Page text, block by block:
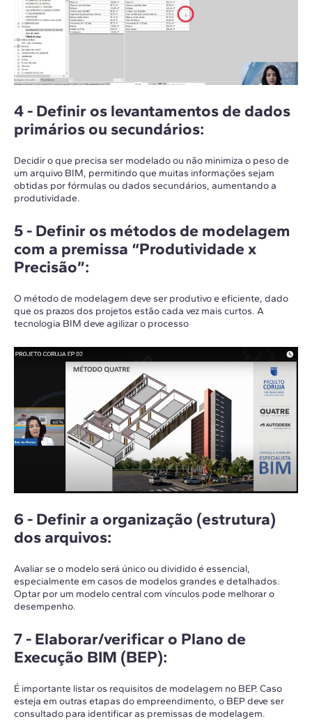
4 - Definir os levantamentos de dados
primários ou secundários:
Decidir o que precisa ser modelado ou não minimiza o peso de
um arquivo BIM, permitindo que muitas informações sejam
obtidas por fórmulas ou dados secundários, aumentando a
produtividade.
5 - Definir os métodos de modelagem
com a premissa “Produtividade x
Precisão”:
O método de modelagem deve ser produtivo e eficiente, dado
que os prazos dos projetos estão cada vez mais curtos. A
tecnologia BIM deve agilizar o processo
6 - Definir a organização (estrutura)
dos arquivos:
Avaliar se o modelo será único ou dividido é essencial,
especialmente em casos de modelos grandes e detalhados.
Optar por um modelo central com vínculos pode melhorar o
desempenho.
7 - Elaborar/verificar o Plano de
Execução BIM (BEP):
É importante listar os requisitos de modelagem no BEP. Caso
esteja em outras etapas do empreendimento, o BEP deve ser
consultado para identificar as premissas de modelagem.